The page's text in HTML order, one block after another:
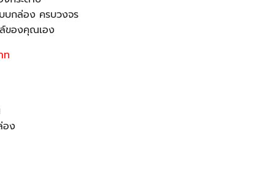
บกล่อง ครบวงจร
ของคุณเอง
ท
อง